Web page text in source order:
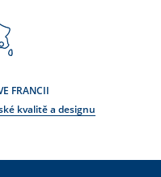
FRANCII
kvalitě a designu